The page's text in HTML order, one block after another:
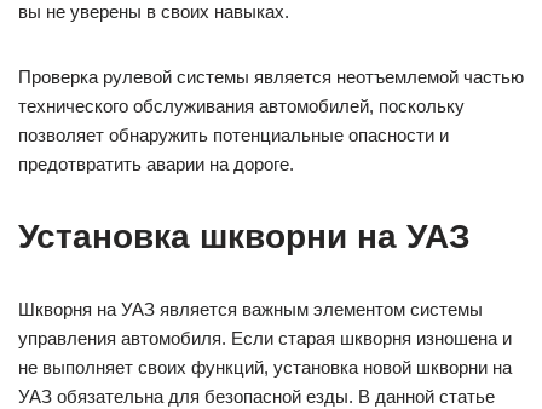
вы не уверены в своих навыках.
Проверка рулевой системы является неотъемлемой частью
технического обслуживания автомобилей, поскольку
позволяет обнаружить потенциальные опасности и
предотвратить аварии на дороге.
Установка шкворни на УАЗ
Шкворня на УАЗ является важным элементом системы
управления автомобиля. Если старая шкворня изношена и
не выполняет своих функций, установка новой шкворни на
УАЗ обязательна для безопасной езды. В данной статье